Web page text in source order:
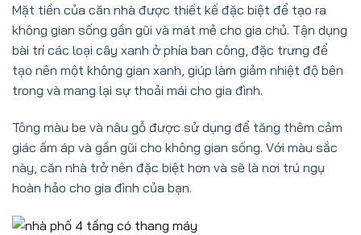
Mặt tiền của căn nhà được thiết kế đặc biệt để tạo ra
không gian sống gần gũi và mát mẻ cho gia chủ. Tận dụng
bài trí các loại cây xanh ở phía ban công, đặc trưng để
tạo nên một không gian xanh, giúp làm giảm nhiệt độ bên
trong và mang lại sự thoải mái cho gia đình.
Tông màu be và nâu gỗ được sử dụng để tăng thêm cảm
giác ấm áp và gần gũi cho không gian sống. Với màu sắc
này, căn nhà trở nên đặc biệt hơn và sẽ là nơi trú ngụ
hoàn hảo cho gia đình của bạn.